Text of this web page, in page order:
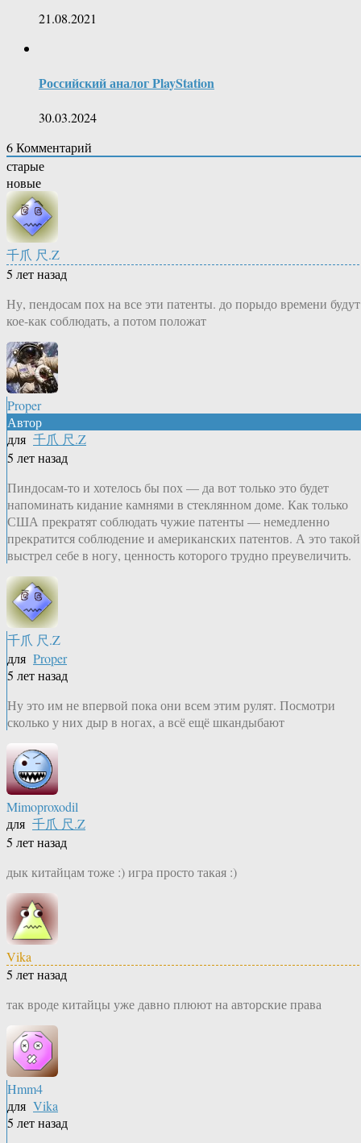
21.08.2021
Российский аналог PlayStation
30.03.2024
6Комментарий
старые
новые
千爪 尺.Z
5 лет назад
Ну, пендосам пох на все эти патенты. до порыдо времени будут
кое-как соблюдать, а потом положат
Proper
Автор
для 千爪 尺.Z
5 лет назад
Пиндосам-то и хотелось бы пох — да вот только это будет
напоминать кидание камнями в стеклянном доме. Как только
США прекратят соблюдать чужие патенты — немедленно
прекратится соблюдение и американских патентов. А это такой
выстрел себе в ногу, ценность которого трудно преувеличить.
千爪 尺.Z
для Proper
5 лет назад
Ну это им не впервой пока они всем этим рулят. Посмотри
сколько у них дыр в ногах, а всё ещё шкандыбают
Mimoproxodil
для 千爪 尺.Z
5 лет назад
дык китайцам тоже :) игра просто такая :)
Vika
5 лет назад
так вроде китайцы уже давно плюют на авторские права
Hmm4
для Vika
5 лет назад